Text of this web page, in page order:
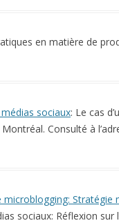
en matière de
sociaux: Le cas
Consulté à
microblogging:
sociaux: Réflexion